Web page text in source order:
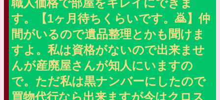
す。【1ヶ月待ちくらいです。🙇】仲
間がいるので遺品整理とかも聞けま
すよ。私は資格がないので出来ませ
んが産廃屋さんが知人にいますの
で。ただ私は黒ナンバーにしたので
買物代行なら出来ますが今はクロス